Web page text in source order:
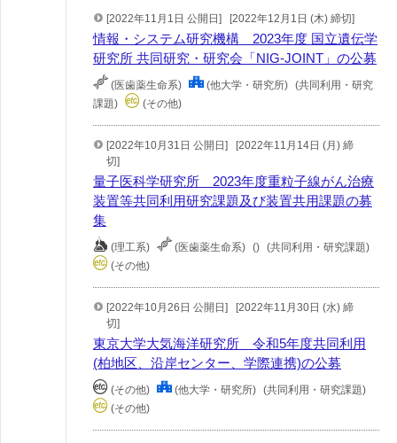
[2022年11月1日 公開日] [2022年12月1日 (木) 締切]
情報・システム研究機構 2023年度 国立遺伝学
研究所 共同研究・研究会「NIG-JOINT」の公募
(医歯薬生命系) (他大学・研究所) (共同利用・研究
課題)
(その他)
[2022年10月31日 公開日]
[2022年11月14日 (月) 締
切]
量子医科学研究所 2023年度重粒子線がん治療
装置等共同利用研究課題及び装置共用課題の募
集
(理工系) (医歯薬生命系) () (共同利用・研究課題)
(その他)
[2022年10月26日 公開日]
[2022年11月30日 (水) 締
切]
東京大学大気海洋研究所 令和5年度共同利用
(柏地区、沿岸センター、学際連携)の公募
(その他) (他大学・研究所) (共同利用・研究課題)
(その他)